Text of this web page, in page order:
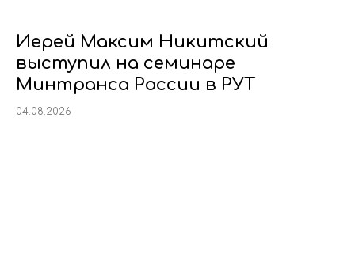
Иерей Максим Никитский
выступил на семинаре
Минтранса России в РУТ
04.08.2026